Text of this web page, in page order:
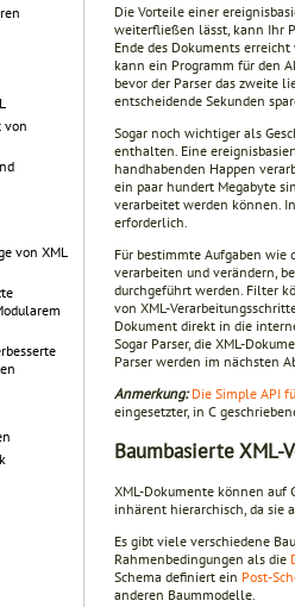
von
von XML
Die Vorteile einer
weiterfließen lässt, kann Ihr
Ende des Dokuments
kann ein Programm für den
bevor der Parser das zweite
entscheidende Sekunden
Sogar noch wichtiger als
enthalten. Eine
handhabenden Happen
ein paar hundert Megabyte
verarbeitet werden können.
erforderlich.
Für bestimmte Aufgaben wie
verarbeiten und verändern,
durchgeführt werden. Filter
von XML-
Dokument direkt in die
Sogar Parser, die XML-
Parser werden im nächsten
Anmerkung: Die Simple API
eingesetzter, in C
Baumbasierte XML-
XML-Dokumente können auf
inhärent hierarchisch, da sie
Es gibt viele verschiedene
Rahmenbedingungen als die
Schema definiert ein Post-
anderen Baummodelle.